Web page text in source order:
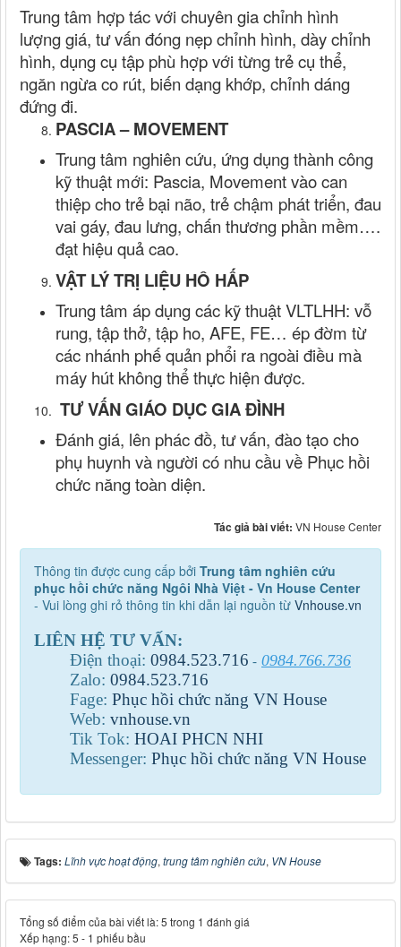
Trung tâm hợp tác với chuyên gia chỉnh hình
lượng giá, tư vấn đóng nẹp chỉnh hình, dày chỉnh
hình, dụng cụ tập phù hợp với từngtrẻ cụ thể,
ngăn ngừa co rút, biến dạng khớp, chỉnh dáng
đứng đi.
PASCIA – MOVEMENT
Trung tâm nghiên cứu, ứng dụng thành công
kỹ thuật mới: Pascia, Movement vàocan
thiệpcho trẻ bại não, trẻ chậm phát triển, đau
vai gáy, đau lưng, chấn thương phần mềm….
đạt hiệu quả cao.
VẬT LÝ TRỊ LIỆU HÔ HẤP
Trung tâm áp dụng các kỹ thuật VLTLHH: vỗ
rung, tập thở, tập ho, AFE, FE… ép đờm từ
các nhánh phế quản phổi ra ngoài điều mà
máy hút không thể thực hiện được.
TƯ VẤN GIÁO DỤC GIA ĐÌNH
Đánh giá, lên phác đồ, tư vấn, đào tạo cho
phụ huynh và người có nhu cầu về Phục hồi
chức năng toàn diện.
Tác giả bài viết: VN House Center
Thông tin được cung cấp bởi Trung tâm nghiên cứu
phục hồi chức năng Ngôi Nhà Việt - Vn House Center
- Vui lòng ghi rỏ thông tin khi dẫn lại nguồn từ Vnhouse.vn
LIÊN HỆ TƯ VẤN:
Điện thoại: 0984.523.716 - 0984.766.736
Zalo: 0984.523.716
Fage: Phục hồi chức năng VN House
Web: vnhouse.vn
Tik Tok: HOAI PHCN NHI
Messenger: Phục hồi chức năng VN House
Tags: Lĩnh vực hoạt động, trung tâm nghiên cứu, VN House
Tổng số điểm của bài viết là: 5 trong 1 đánh giá
Xếp hạng:5 - 1 phiếu bầu